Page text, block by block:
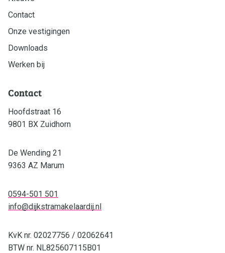
Contact
Onze vestigingen
Downloads
Werken bij
Contact
Hoofdstraat 16
9801 BX Zuidhorn
De Wending 21
9363 AZ Marum
0594-501 501
info@dijkstramakelaardij.nl
KvK nr. 02027756 / 02062641
BTW nr. NL825607115B01